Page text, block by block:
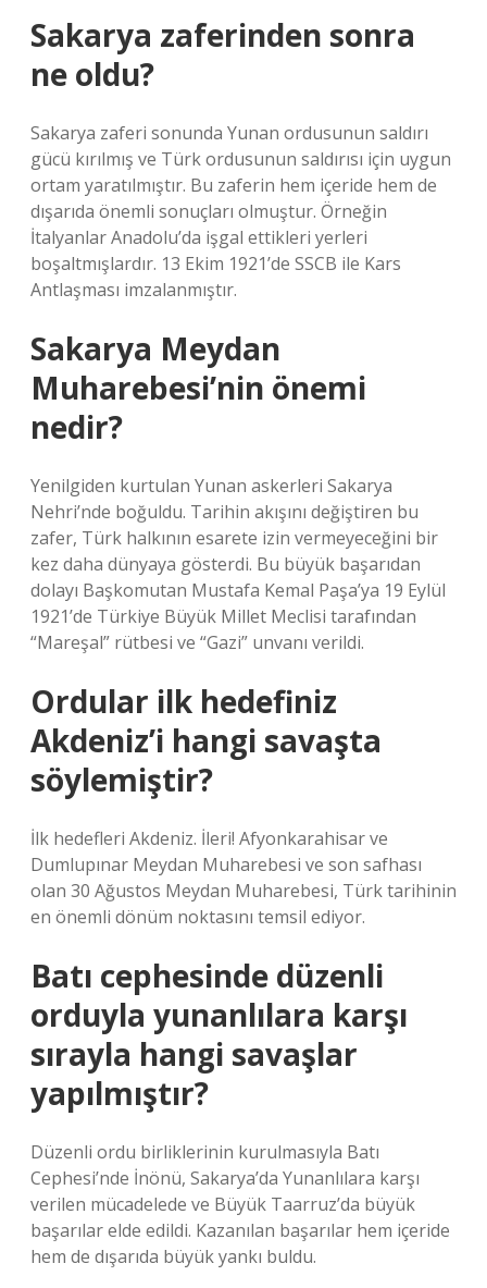
Sakarya zaferinden sonra
ne oldu?
Sakarya zaferi sonunda Yunan ordusunun saldırı
gücü kırılmış ve Türk ordusunun saldırısı için uygun
ortam yaratılmıştır. Bu zaferin hem içeride hem de
dışarıda önemli sonuçları olmuştur. Örneğin
İtalyanlar Anadolu’da işgal ettikleri yerleri
boşaltmışlardır. 13 Ekim 1921’de SSCB ile Kars
Antlaşması imzalanmıştır.
Sakarya Meydan
Muharebesi’nin önemi
nedir?
Yenilgiden kurtulan Yunan askerleri Sakarya
Nehri’nde boğuldu. Tarihin akışını değiştiren bu
zafer, Türk halkının esarete izin vermeyeceğini bir
kez daha dünyaya gösterdi. Bu büyük başarıdan
dolayı Başkomutan Mustafa Kemal Paşa’ya 19 Eylül
1921’de Türkiye Büyük Millet Meclisi tarafından
“Mareşal” rütbesi ve “Gazi” unvanı verildi.
Ordular ilk hedefiniz
Akdeniz’i hangi savaşta
söylemiştir?
İlk hedefleri Akdeniz. İleri! Afyonkarahisar ve
Dumlupınar Meydan Muharebesi ve son safhası
olan 30 Ağustos Meydan Muharebesi, Türk tarihinin
en önemli dönüm noktasını temsil ediyor.
Batı cephesinde düzenli
orduyla yunanlılara karşı
sırayla hangi savaşlar
yapılmıştır?
Düzenli ordu birliklerinin kurulmasıyla Batı
Cephesi’nde İnönü, Sakarya’da Yunanlılara karşı
verilen mücadelede ve Büyük Taarruz’da büyük
başarılar elde edildi. Kazanılan başarılar hem içeride
hem de dışarıda büyük yankı buldu.